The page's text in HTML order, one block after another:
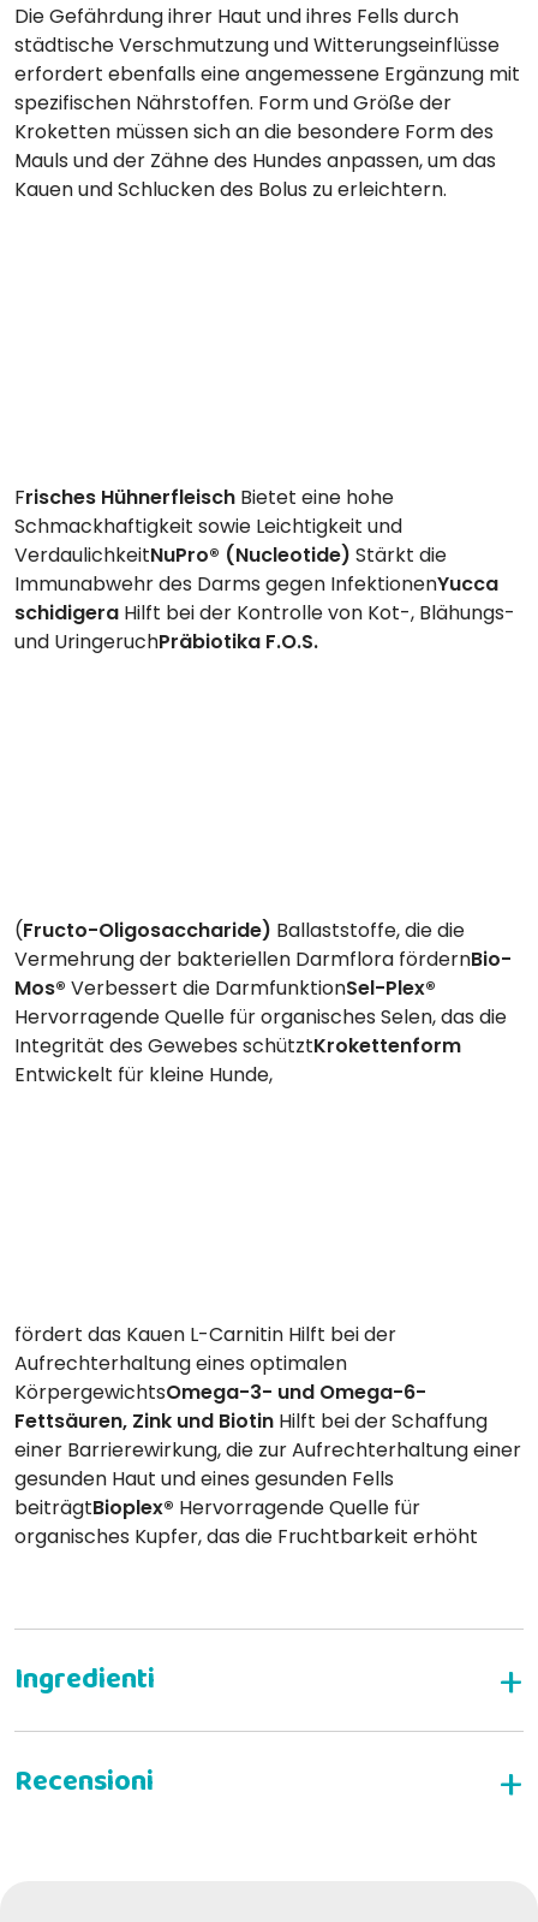
Die Gefährdung ihrer Haut und ihres Fells durch
städtische Verschmutzung und Witterungseinflüsse
erfordert ebenfalls eine angemessene Ergänzung mit
spezifischen Nährstoffen. Form und Größe der
Kroketten müssen sich an die besondere Form des
Mauls und der Zähne des Hundes anpassen, um das
Kauen und Schlucken des Bolus zu erleichtern.
Frisches Hühnerfleisch Bietet eine hohe
Schmackhaftigkeit sowie Leichtigkeit und
VerdaulichkeitNuPro® (Nucleotide) Stärkt die
Immunabwehr des Darms gegen InfektionenYucca
schidigera Hilft bei der Kontrolle von Kot-, Blähungs-
und UringeruchPräbiotika F.O.S.
(Fructo-Oligosaccharide) Ballaststoffe, die die
Vermehrung der bakteriellen Darmflora fördernBio-
Mos® Verbessert die DarmfunktionSel-Plex®
Hervorragende Quelle für organisches Selen, das die
Integrität des Gewebes schütztKrokettenform
Entwickelt für kleine Hunde,
fördert das Kauen L-Carnitin Hilft bei der
Aufrechterhaltung eines optimalen
KörpergewichtsOmega-3- und Omega-6-
Fettsäuren, Zink und Biotin Hilft bei der Schaffung
einer Barrierewirkung, die zur Aufrechterhaltung einer
gesunden Haut und eines gesunden Fells
beiträgtBioplex® Hervorragende Quelle für
organisches Kupfer, das die Fruchtbarkeit erhöht